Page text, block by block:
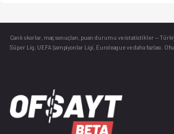
Canlı skorlar , maç sonuçları, puan durumu ve istatistikler —
Süper Lig, UEFA Şampiyonlar Ligi, Euroleague ve daha fazlası.